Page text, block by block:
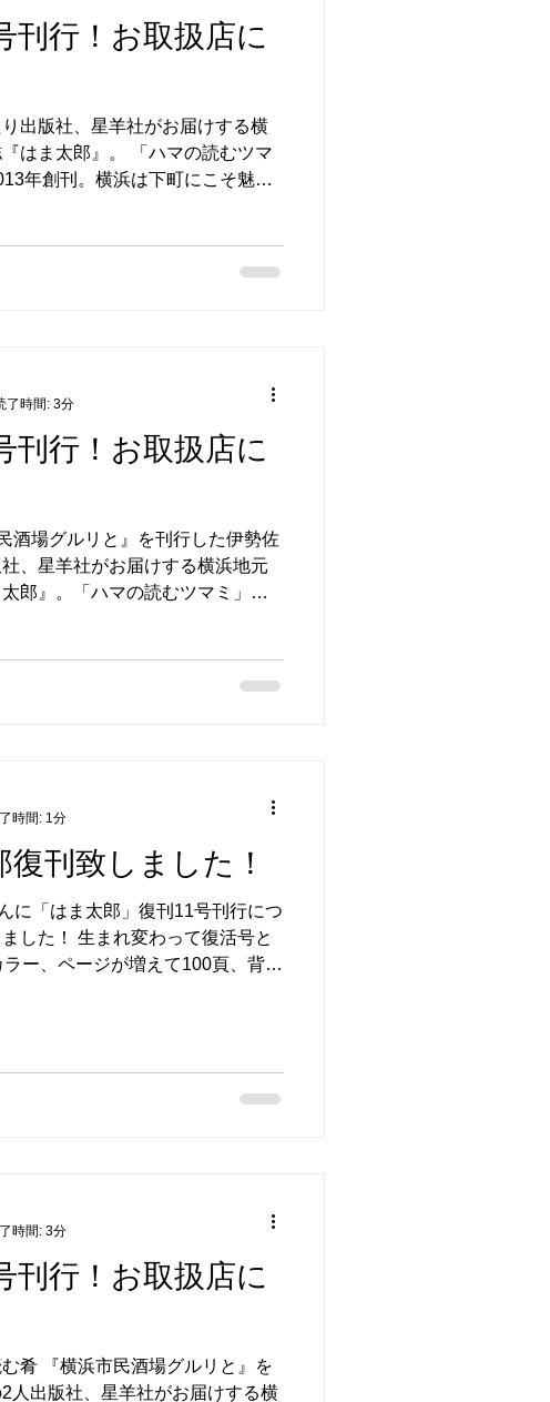
刊行！お取扱店に
出版社、星羊社がお届けする横
はま太郎』。 「ハマの読むツマ
年創刊。横浜は下町にこそ魅力
刊行！お取扱店に
酒場グルリと』を刊行した伊勢佐
、星羊社がお届けする横浜地元
郎』。「ハマの読むツマミ」を
了時間: 3分
刊致しました！
に「はま太郎」復刊11号刊行につ
した！ 生まれ変わって復活号と
ー、ページが増えて100頁、背表
時間: 1分
刊行！お取扱店に
肴 『横浜市民酒場グルリと』を
人出版社、星羊社がお届けする横
時間: 3分